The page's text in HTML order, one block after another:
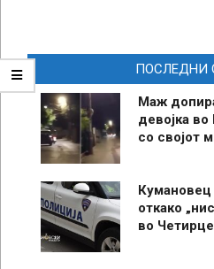
ПОСЛЕДНИ
Маж
девојка
со својот
откако
во Четирце